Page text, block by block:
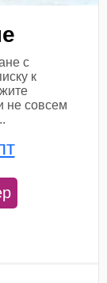
с
к
не совсем